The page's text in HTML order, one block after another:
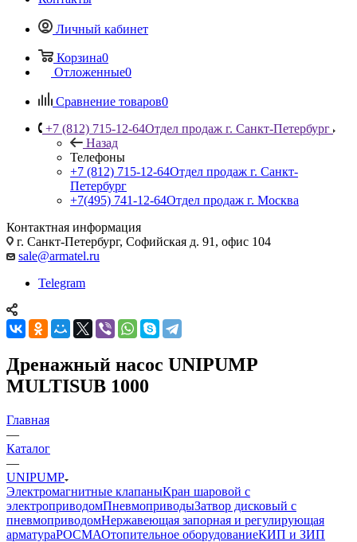
Личный кабинет
Корзина0
Отложенные0
Сравнение товаров0
+7 (812) 715-12-64Отдел продаж г. Санкт-Петербург
Назад
Телефоны
+7 (812) 715-12-64Отдел продаж г. Санкт-
Петербург
+7(495) 741-12-64Отдел продаж г. Москва
Контактная информация
г. Санкт-Петербург, Софийская д. 91, офис 104
sale@armatel.ru
Telegram
Дренажный насос UNIPUMP
MULTISUB 1000
Главная
—
Каталог
—
UNIPUMP
Электромагнитные клапаныКран шаровой с
электроприводомПневмоприводыЗатвор дисковый с
пневмоприводомНержавеющая запорная и регулирующая
арматураРОСМАОтопительное оборудованиеКИП и ЗИП